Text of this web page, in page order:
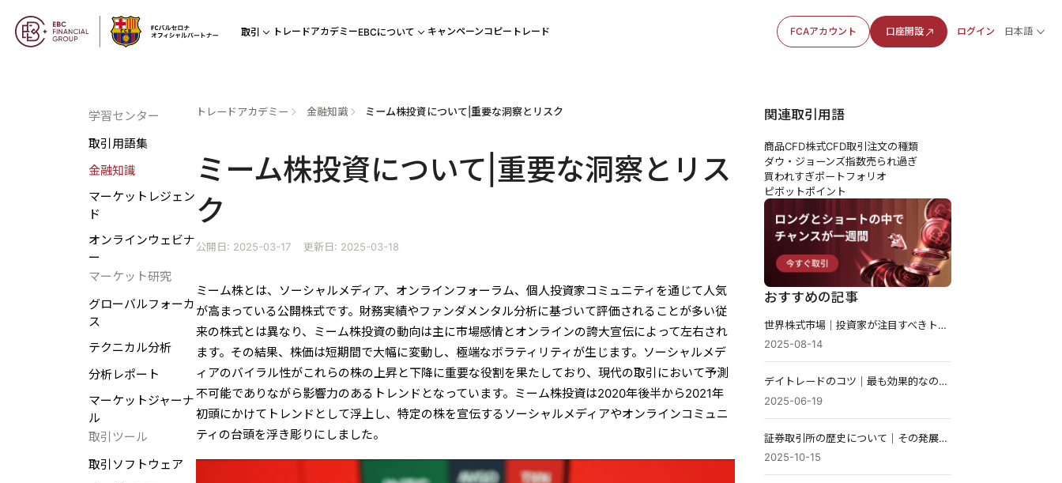
取引 トレードアカデミーEBCについて キャンペーンコピートレード FCAアカウント 口座開設 ログイン 日本語
学習センター
取引用語集
金融知識
マーケットレジェン
ド
オンラインウェビナ
ー
マーケット研究
グローバルフォーカ
ス
テクニカル分析
分析レポート
マーケットジャーナ
ル
取引ツール
取引ソフトウェア
トレードアカデミー 金融知識 ミーム株投資について|重要な洞察とリスク
ミーム株投資について|重要な洞察とリス
ク
公開日: 2025-03-17 更新日: 2025-03-18
ミーム株とは、ソーシャルメディア、オンラインフォーラム、個人投資家コミュニティを通じて人気
が高まっている公開株式です。財務実績やファンダメンタル分析に基づいて評価されることが多い従
来の株式とは異なり、ミーム株投資の動向は主に市場感情とオンラインの誇大宣伝によって左右され
ます。その結果、株価は短期間で大幅に変動し、極端なボラティリティが生じます。ソーシャルメデ
ィアのバイラル性がこれらの株の上昇と下降に重要な役割を果たしており、現代の取引において予測
不可能でありながら影響力のあるトレンドとなっています。ミーム株投資は2020年後半から2021年
初頭にかけてトレンドとして浮上し、特定の株を宣伝するソーシャルメディアやオンラインコミュニ
ティの台頭を浮き彫りにしました。
関連取引用語
商品CFD株式CFD取引注文の種類
ダウ・ジョーンズ指数売られ過ぎ
買われすぎポートフォリオ
ピボットポイント
おすすめの記事
世界株式市場｜投資家が注目すべきトップ10
2025-08-14
デイトレードのコツ｜最も効果的なのは何か?
2025-06-19
証券取引所の歴史について｜その発展と進化を解説
2025-10-15